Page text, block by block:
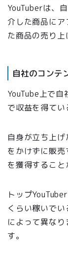
YouTuberは、
介した商品に
た商品の売り上
自社のコンテ
YouTube上で
で収益を得てい
自身が立ち上
をかけずに販
を獲得すること
トップ
くらい稼いで
によって異な
す。